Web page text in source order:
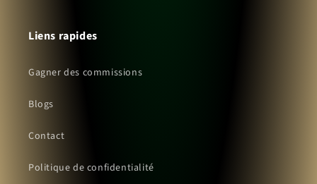
Liens rapides
Gagner des commissions
Blogs
Contact
Politique de confidentialité